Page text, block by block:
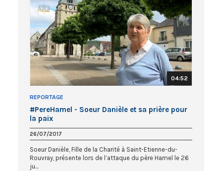
04:52
REPORTAGE
#PereHamel - Soeur Danièle et sa prière pour
la paix
26/07/2017
Soeur Danièle, Fille de la Charité à Saint-Etienne-du-
Rouvray, présente lors de l’attaque du père Hamel le 26
ju...